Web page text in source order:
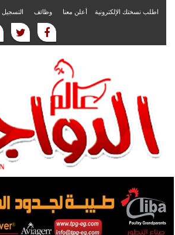
اطلب نسختك الإلكترونية أعلن معنا وظائف التسجيل